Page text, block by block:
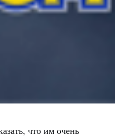
что им очень